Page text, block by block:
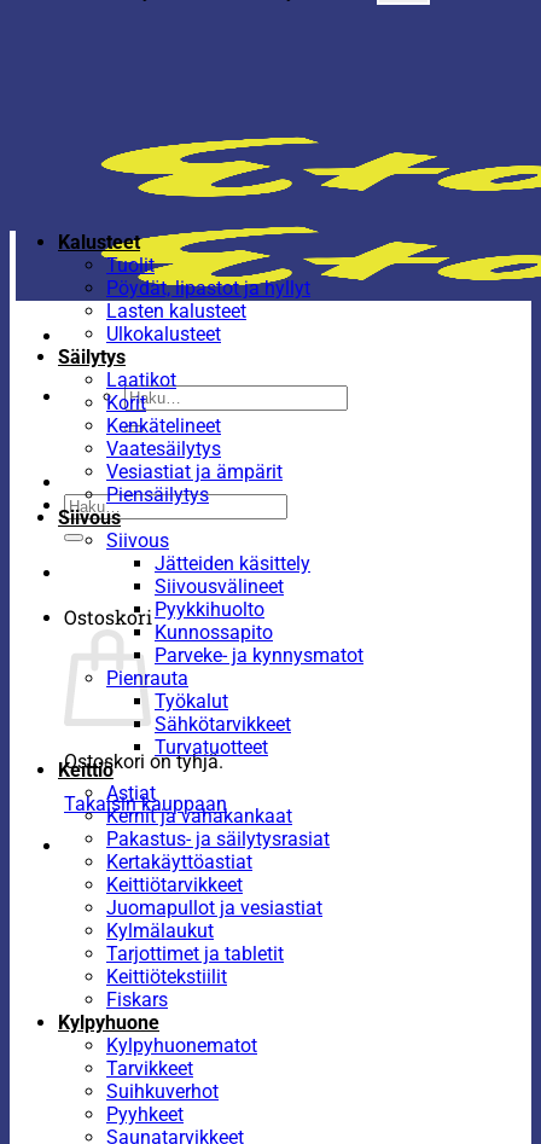
Etsi:
Etsi:
Ostoskori
Ostoskori on tyhjä.
Takaisin kauppaan
Kalusteet
Tuolit
Pöydät, lipastot ja hyllyt
Lasten kalusteet
Ulkokalusteet
Säilytys
Laatikot
Korit
Kenkätelineet
Vaatesäilytys
Vesiastiat ja ämpärit
Piensäilytys
Siivous
Siivous
Jätteiden käsittely
Siivousvälineet
Pyykkihuolto
Kunnossapito
Parveke- ja kynnysmatot
Pienrauta
Työkalut
Sähkötarvikkeet
Turvatuotteet
Keittiö
Astiat
Kernit ja vahakankaat
Pakastus- ja säilytysrasiat
Kertakäyttöastiat
Keittiötarvikkeet
Juomapullot ja vesiastiat
Kylmälaukut
Tarjottimet ja tabletit
Keittiötekstiilit
Fiskars
Kylpyhuone
Kylpyhuonematot
Tarvikkeet
Suihkuverhot
Pyyhkeet
Saunatarvikkeet